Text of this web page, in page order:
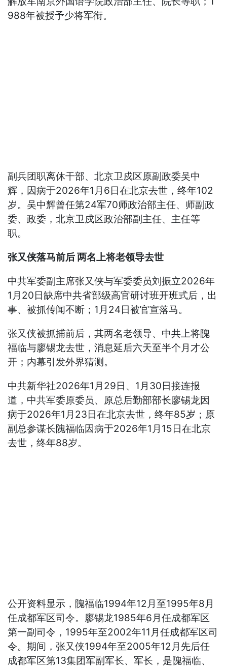
988年被授予少将军衔。
副兵团职离休干部、北京卫戍区原副政委吴中
辉，因病于2026年1月6日在北京去世，终年102
岁。吴中辉曾任第24军70师政治部主任、师副政
委、政委，北京卫戍区政治部副主任、主任等
职。
张又侠落马前后 两名上将老领导去世
中共军委副主席张又侠与军委委员刘振立2026年
1月20日缺席中共省部级高官研讨班开班式后，出
事、被抓传闻不断；1月24日被官宣落马。
张又侠被抓捕前后，其两名老领导、中共上将隗
福临与廖锡龙去世，消息延后六天至半个月才公
开；内幕引发外界猜测。
中共新华社2026年1月29日、1月30日接连报
道，中共军委原委员、原总后勤部部长廖锡龙因
病于2026年1月23日在北京去世，终年85岁；原
副总参谋长隗福临因病于2026年1月15日在北京
去世，终年88岁。
公开资料显示，隗福临1994年12月至1995年8月
任成都军区司令。廖锡龙1985年6月任成都军区
第一副司令，1995年至2002年11月任成都军区司
令。期间，张又侠1994年至2005年12月先后任
成都军区第13集团军副军长、军长，是隗福临、